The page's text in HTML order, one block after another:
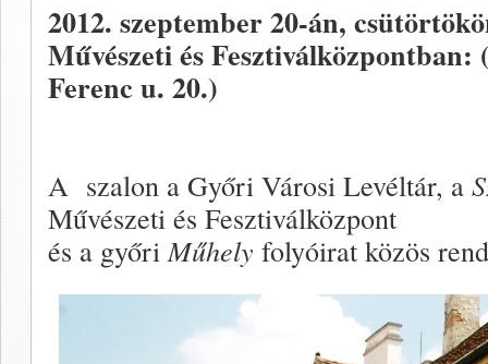
2012. szeptember 20-án,
Művészeti és
Ferenc u. 20.)
A szalon a Győri Városi Levéltár, a
Művészeti és Fesztiválközpont
és a győriMűhely folyóirat közös